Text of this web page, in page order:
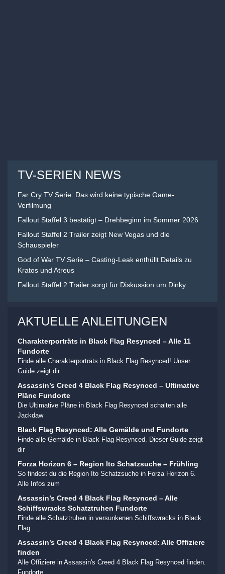
TV-SERIEN NEWS
Far Cry TV Serie: Das wird keine typische Game-
Verfilmung
Fallout Staffel 3 bestätigt – Drehbeginn im Sommer 2026
Fallout Staffel 2 Trailer zeigt New Vegas und die
Schauspieler
God of War TV Serie – Casting-Leak enthüllt Details zu
Kratos und Atreus
Fallout Staffel 2 Trailer sorgt für Diskussion um Dinky
AKTUELLE ANLEITUNGEN
Charakterporträts in Black Flag Resynced – Alle 11
Fundorte
Finde alle Charakterporträts in Black Flag Resynced! Unser
Guide zeigt dir
Assassin’s Creed 4 Black Flag Resynced – Ultimative
Pläne Fundorte
Die Ultimative Pläne in Black Flag Resynced schalten alle
Jackdaw
Black Flag Resynced: Alle Gemälde und Fundorte
Finde alle Gemälde in Black Flag Resynced. Dieser Guide zeigt
dir
Forza Horizon 6 – Region Ito Schatzsuche – Frühling
So findest du die Region Ito Schatzsuche in Forza Horizon 6.
Alle Infos zum
Assassin’s Creed 4 Black Flag Resynced – Alle
Schiffswracks Schatztruhen Fundorte
Finde alle Schatztruhen in versunkenen Schiffswracks in Black
Flag
Assassin’s Creed 4 Black Flag Resynced: Alle Offiziere
finden
Alle Offiziere in Assassin's Creed 4 Black Flag Resynced finden.
Fundorte,